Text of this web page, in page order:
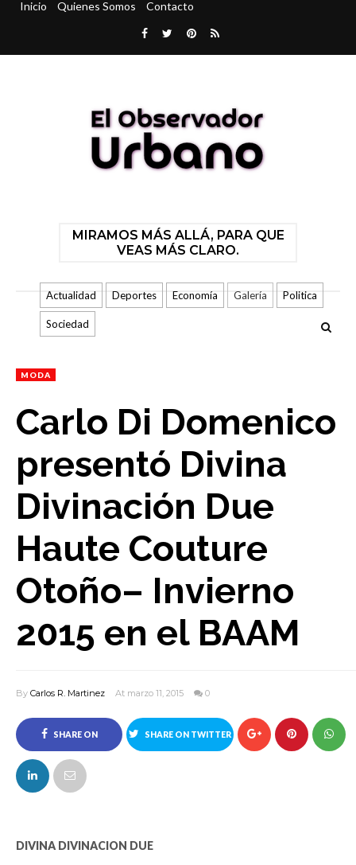
Inicio Quienes Somos Contacto
MIRAMOS MÁS ALLÁ, PARA QUE
VEAS MÁS CLARO.
Actualidad Deportes Economía Galería Politica
Sociedad
MODA
Carlo Di Domenico
presentó Divina
Divinación Due
Haute Couture
Otoño– Invierno
2015 en el BAAM
By Carlos R. Martinez At marzo 11, 2015 0
SHARE ON
FACEBOOK
SHARE ON TWITTER
DIVINA DIVINACION DUE